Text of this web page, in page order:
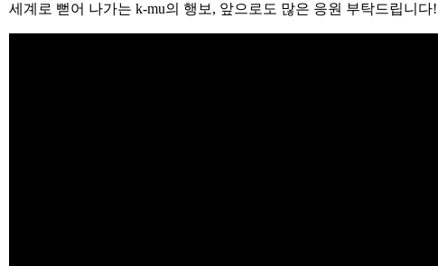
세계로 뻗어 나가는 k-mu의 행보, 앞으로도 많은 응원 부탁드립니다!